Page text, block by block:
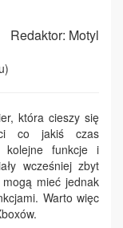
Redaktor: Motyl
)
która cieszy się
co jakiś czas
kolejne funkcje i
wcześniej zbyt
mieć jednak
Warto więc